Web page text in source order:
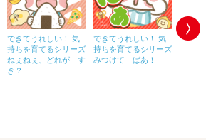
できてうれしい！ 気
持ちを育てるシリーズ
ねぇねぇ、どれが す
き？
できてうれしい！ 気
持ちを育てるシリーズ
みつけて ばあ！